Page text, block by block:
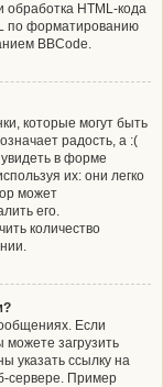
HTML-кода
по форматированию
BBCode.
которые могут быть
радость, а :(
в форме
их: они легко
может
его.
количество
Если
загрузить
указать ссылку на
сервере. Пример